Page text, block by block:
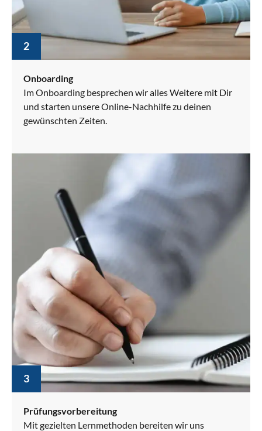
2
Onboarding
Im Onboarding besprechen wir alles Weitere mit Dir
und starten unsere Online-Nachhilfe zu deinen
gewünschten Zeiten.
3
Prüfungsvorbereitung
Mit gezielten Lernmethoden bereiten wir uns